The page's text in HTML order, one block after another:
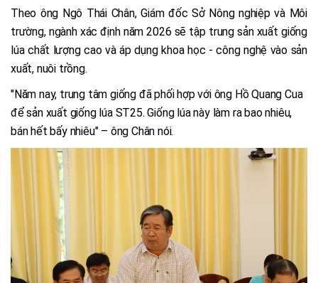
Theo ông Ngô Thái Chân, Giám đốc Sở Nông nghiệp và Môi
trường, ngành xác định năm 2026 sẽ tập trung sản xuất giống
lúa chất lượng cao và áp dụng khoa học - công nghệ vào sản
xuất, nuôi trồng.
"Năm nay, trung tâm giống đã phối hợp với ông Hồ Quang Cua
để sản xuất giống lúa ST25. Giống lúa này làm ra bao nhiêu,
bán hết bấy nhiêu" – ông Chân nói.